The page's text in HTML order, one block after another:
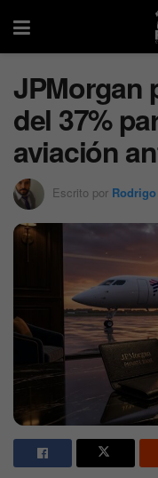
JPMorgan
del 37%
aviación
Escrito por